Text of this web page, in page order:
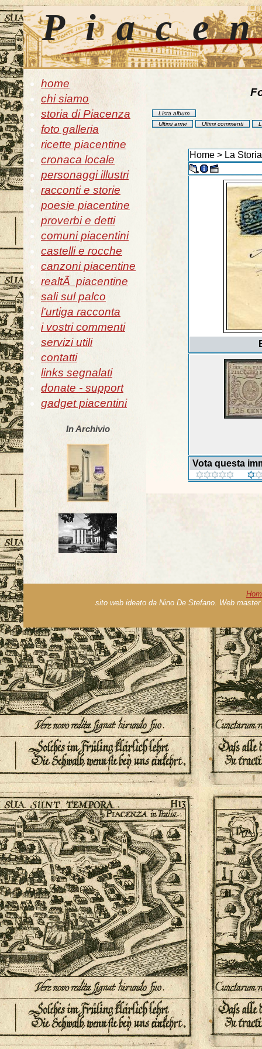
home
chi siamo
storia di Piacenza
foto galleria
ricette piacentine
cronaca locale
personaggi illustri
racconti e storie
poesie piacentine
proverbi e detti
comuni piacentini
castelli e rocche
canzoni piacentine
realtÃ piacentine
sali sul palco
l'urtiga racconta
i vostri commenti
servizi utili
contatti
links segnalati
donate - support
gadget piacentini
In Archivio
Lista album
Ultimi arrivi
Ultimi commenti
Home > La
Vota questa
sito web ideato da Nino De Stefano. Web